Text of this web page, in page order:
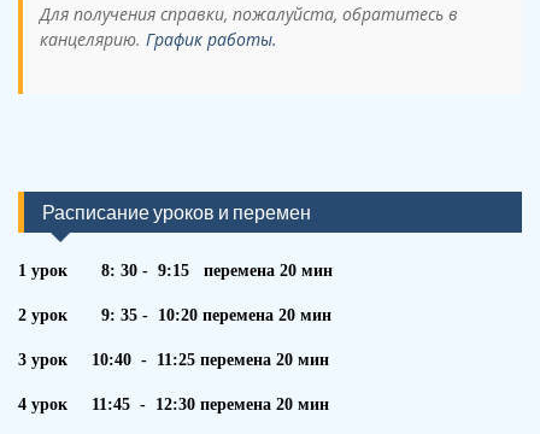
Для получения справки, пожалуйста, обратитесь в
канцелярию. График работы.
Расписание уроков и перемен
1 урок 8: 30 - 9:15 перемена 20 мин
2 урок 9: 35 - 10:20 перемена 20 мин
3 урок 10:40 - 11:25 перемена 20 мин
4 урок 11:45 - 12:30 перемена 20 мин